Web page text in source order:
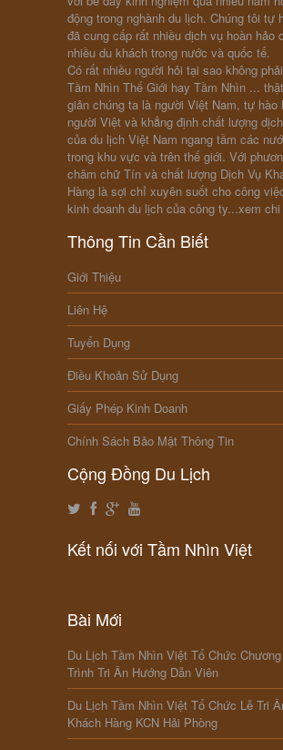
động trong nghành du lịch. Chúng tôi tự
đã cung cấp rất nhiều dịch vụ hoàn hảo
nhiều du khách trong nước và quốc tế.
Có rất nhiều người hỏi tại sao không
Tầm Nhìn Thế Giới hay Tầm Nhìn ...
giản chúng ta là người Việt Nam, tự hào
người Việt và khẳng định chất lượng
của du lịch Việt Nam ngang tầm các
trong khu vực và trên thế giới. Với
châm chữ Tín và chất lượng Dịch Vụ
Hàng là sợi chỉ xuyên suốt cho công
kinh doanh du lịch của công ty...xem
Thông Tin Cần Biết
Giới Thiệu
Liên Hệ
Tuyển Dụng
Điều Khoản Sử Dụng
Giấy Phép Kinh Doanh
Chính Sách Bảo Mật Thông Tin
Cộng Đồng Du Lịch
Kết nối với Tầm Nhìn Việt
Bài Mới
Du Lịch Tầm Nhìn Việt Tổ Chức Chương
Trình Tri Ân Hướng Dẫn Viên
Du Lịch Tầm Nhìn Việt Tổ Chức Lễ Tri
Khách Hàng KCN Hải Phòng